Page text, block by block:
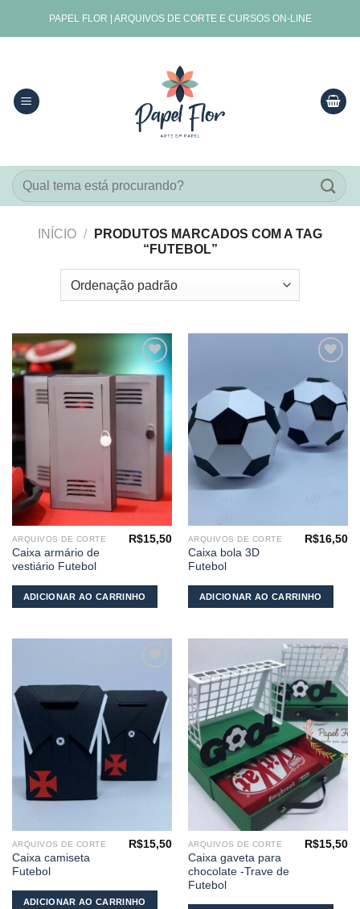
PAPEL FLOR | ARQUIVOS DE CORTE E CURSOS ON-LINE
Pesquisar
por:
INÍCIO /
PRODUTOS MARCADOS COM A TAG
“FUTEBOL”
Adicionar
aos
meus
ARQUIVOS DE CORTE
Caixa armário de
vestiário Futebol
R$15,50
ADICIONAR AO CARRINHO
aos
meus
desejos
ARQUIVOS DE CORTE
Caixa bola 3D
Futebol
R$16,50
ADICIONAR AO CARRINHO
aos
meus
ARQUIVOS DE CORTE
Caixa camiseta
Futebol
R$15,50
ADICIONAR AO CARRINHO
Adicionar
aos
meus
desejos
ARQUIVOS DE CORTE
Caixa gaveta para
chocolate -Trave de
Futebol
R$15,50